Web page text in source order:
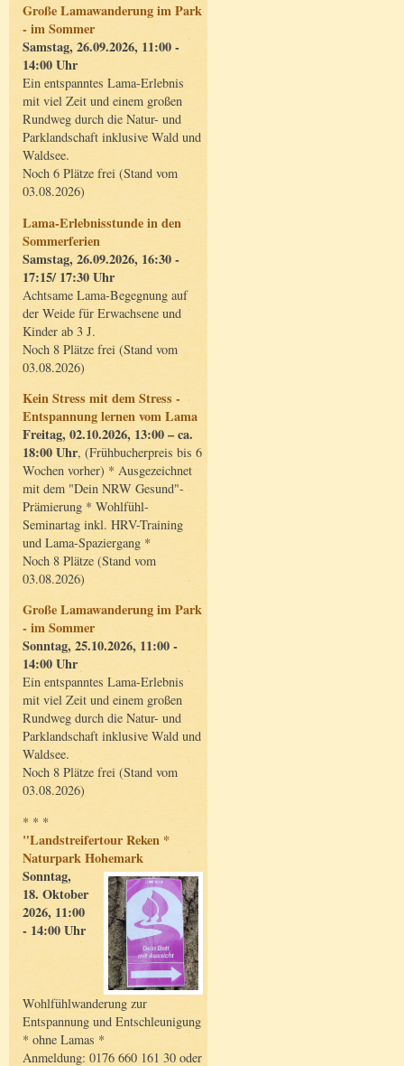
Große Lamawanderung im Park
- im Sommer
Samstag, 26.09.2026, 11:00 -
14:00 Uhr
Ein entspanntes Lama-Erlebnis
mit viel Zeit und einem großen
Rundweg durch die Natur- und
Parklandschaft inklusive Wald und
Waldsee.
Noch 6 Plätze frei (Stand vom
03.08.2026)
Lama-Erlebnisstunde in den
Sommerferien
Samstag, 26.09.2026, 16:30 -
17:15/ 17:30 Uhr
Achtsame Lama-Begegnung auf
der Weide für Erwachsene und
Kinder ab 3 J.
Noch 8 Plätze frei (Stand vom
03.08.2026)
Kein Stress mit dem Stress -
Entspannung lernen vom Lama
Freitag, 02.10.2026, 13:00 – ca.
18:00 Uhr, (Frühbucherpreis bis 6
Wochen vorher) * Ausgezeichnet
mit dem "Dein NRW Gesund"-
Prämierung * Wohlfühl-
Seminartag inkl. HRV-Training
und Lama-Spaziergang *
Noch 8 Plätze (Stand vom
03.08.2026)
Große Lamawanderung im Park
- im Sommer
Sonntag, 25.10.2026, 11:00 -
14:00 Uhr
Ein entspanntes Lama-Erlebnis
mit viel Zeit und einem großen
Rundweg durch die Natur- und
Parklandschaft inklusive Wald und
Waldsee.
Noch 8 Plätze frei (Stand vom
03.08.2026)
* * *
"Landstreifertour Reken *
Naturpark Hohemark
Sonntag,
18. Oktober
2026, 11:00
- 14:00 Uhr
Wohlfühlwanderung zur
Entspannung und Entschleunigung
* ohne Lamas *
Anmeldung: 0176 660 161 30 oder